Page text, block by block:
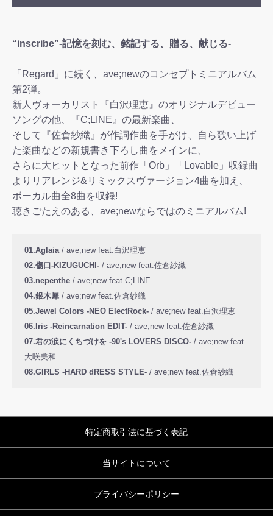
“inscribe”-記憶を刻む、銘記する、贈る、献じる-
「Regard」に続く、ave;newのコンセプトミニアルバム
第2弾。
新人ヴォーカリスト『白沢理恵』のオリジナルデビュー
ソングの他、『C;LINE』の最新楽曲、
そして『佐倉紗織』が作詞作曲を手がけ、自ら歌い上げ
た楽曲などの新規書き下ろし曲をメインに、
さらに大ヒットとなった前作「Orb」「Lovable」収録曲
よりリアレンジ&リミックスヴァージョン4曲を加え、
ボーカル曲全8曲を収録!
聴きごたえのある、ave;newならではのミニアルバム!
01.Aglaia/ ave;new feat.白沢理恵
02.傷口-KIZUGUCHI- / ave;new feat.佐倉紗織
03.nepenthe / ave;new feat.C;LINE
04.銀木犀 / ave;new feat.佐倉紗織
05.Jewel Colors -NEO ElectRock- / ave;new feat.白沢理恵
06.Iris -Reincarnation EDIT- / ave;new feat.佐倉紗織
07.君の涙にくちづけを -90's LOVERS DISCO- / ave;new feat.
大咲美和
08.GIRLS -HARD dRESS STYLE- / ave;new feat.佐倉紗織
特定商取引法に基づく表記
当サイトについて
プライバシーポリシー